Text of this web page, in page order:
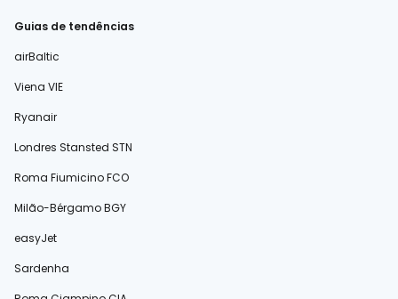
Guias de tendências
airBaltic
Viena VIE
Ryanair
Londres Stansted STN
Roma Fiumicino FCO
Milão-Bérgamo BGY
easyJet
Sardenha